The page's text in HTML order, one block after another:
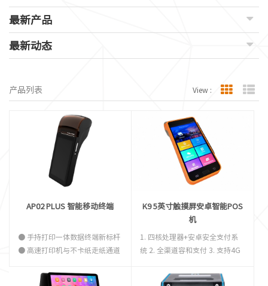
最新产品
最新动态
产品列表 View : Grid View
AP02 PLUS 智能移动终端
● 手持打印一体数据终端新标杆
● 高速打印机与不卡纸走纸通道
通与2.4G&5GHz双频高速Wi-Fi
K9 5英寸触摸屏安卓智能POS
机
1. 四核处理器+安卓安全支付系
统 2. 全渠道容和支付 3. 支持4G
后双摄像头，极速识别一维、二